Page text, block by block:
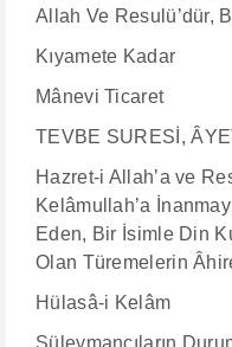
Allah Ve Resulü’dür,
Kıyamete Kadar
Mânevi Ticaret
TEVBE SURESİ,
Hazret-i Allah’a ve
Kelâmullah’a
Eden, Bir İsimle Din
Olan Türemelerin
Hülasâ-i Kelâm
Süleymancıların